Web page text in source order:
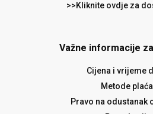
>>Kliknite ovdje za
Važne informacije
Cijena i vrijeme
Metode
Pravo na odustanak